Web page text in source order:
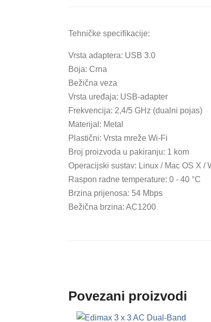
Tehničke specifikacije:
Vrsta adaptera: USB 3.0
Boja: Crna
Bežična veza
Vrsta uređaja: USB-adapter
Frekvencija: 2,4/5 GHz (dualni pojas)
Materijal: Metal
Plastični: Vrsta mreže Wi-Fi
Broj proizvoda u pakiranju: 1 kom
Operacijski sustav: Linux / Mac OS X /
Raspon radne temperature: 0 - 40 °C
Brzina prijenosa: 54 Mbps
Bežična brzina: AC1200
Povezani proizvodi